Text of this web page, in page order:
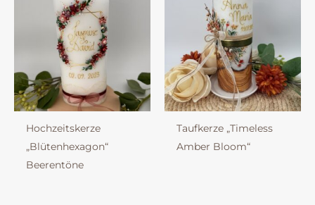
Hochzeitskerze
„Blütenhexagon“
Beerentöne
Taufkerze „Timeless
Amber Bloom“